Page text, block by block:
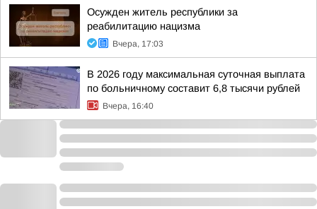
Осужден житель республики за
реабилитацию нацизма
Вчера, 17:03
В 2026 году максимальная суточная выплата
по больничному составит 6,8 тысячи рублей
Вчера, 16:40